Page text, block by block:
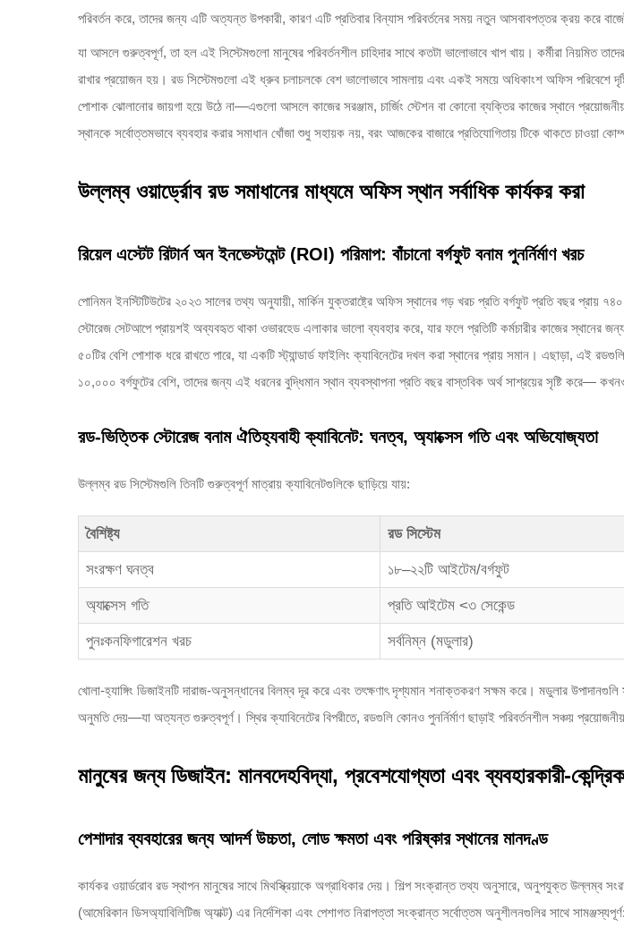
পরিবর্তন করে, তাদের জন্য এটি অত্যন্ত উপকারী, কারণ এটি প্রতিবার বিন্যাস পরিবর্তনের সময় নতুন আসবাবপত্তর ক্রয় করে
যা আসলে গুরুত্বপূর্ণ, তা হল এই সিস্টেমগুলো মানুষের পরিবর্তনশীল চাহিদার সাথে কতটা ভালোভাবে খাপ খায়। কর্মীরা নিয়মিত
রাখার প্রয়োজন হয়। রড সিস্টেমগুলো এই ধ্রুব চলাচলকে বেশ ভালোভাবে সামলায় এবং একই সময়ে অধিকাংশ অফিস পরিবেশে
পোশাক ঝোলানোর জায়গা হয়ে উঠে না—এগুলো আসলে কাজের সরঞ্জাম, চার্জিং স্টেশন বা কোনো ব্যক্তির কাজের স্থানে
স্থানকে সর্বোত্তমভাবে ব্যবহার করার সমাধান খোঁজা শুধু সহায়ক নয়, বরং আজকের বাজারে প্রতিযোগিতায় টিকে থাকতে চাওয়া
উল্লম্ব ওয়ার্ড্রোব রড সমাধানের মাধ্যমে অফিস স্থান সর্বাধিক কার্যকর করা
রিয়েল এস্টেট রিটার্ন অন ইনভেস্টমেন্ট (ROI) পরিমাপ: বাঁচানো বর্গফুট বনাম পুনর্নির্মাণ খরচ
পোনিমন ইনস্টিটিউটের ২০২৩ সালের তথ্য অনুযায়ী, মার্কিন যুক্তরাষ্ট্রে অফিস স্থানের গড় খরচ প্রতি বর্গফুট প্রতি বছর প্রায়
স্টোরেজ সেটআপে প্রায়শই অব্যবহৃত থাকা ওভারহেড এলাকার ভালো ব্যবহার করে, যার ফলে প্রতিটি কর্মচারীর কাজের
৫০টির বেশি পোশাক ধরে রাখতে পারে, যা একটি স্ট্যান্ডার্ড ফাইলিং ক্যাবিনেটের দখল করা স্থানের প্রায় সমান। এছাড়া, এই
১০,০০০ বর্গফুটের বেশি, তাদের জন্য এই ধরনের বুদ্ধিমান স্থান ব্যবস্থাপনা প্রতি বছর বাস্তবিক অর্থ সাশ্রয়ের সৃষ্টি করে—
রড-ভিত্তিক স্টোরেজ বনাম ঐতিহ্যবাহী ক্যাবিনেট: ঘনত্ব, অ্যাক্সেস গতি এবং অভিযোজ্যতা
উল্লম্ব রড সিস্টেমগুলি তিনটি গুরুত্বপূর্ণ মাত্রায় ক্যাবিনেটগুলিকে ছাড়িয়ে যায়:
বৈশিষ্ট্য রড সিস্টেম
সংরক্ষণ ঘনত্ব ১৮–২২টি আইটেম/বর্গফুট
অ্যাক্সেস গতি প্রতি আইটেম <৩ সেকেন্ড
পুনঃকনফিগারেশন খরচ সর্বনিম্ন (মডুলার)
খোলা-হ্যাঙ্গিং ডিজাইনটি দারাজ-অনুসন্ধানের বিলম্ব দূর করে এবং তৎক্ষণাৎ দৃশ্যমান শনাক্তকরণ সক্ষম করে। মডুলার
অনুমতি দেয়—যা অত্যন্ত গুরুত্বপূর্ণ। স্থির ক্যাবিনেটের বিপরীতে, রডগুলি কোনও পুনর্নির্মাণ ছাড়াই পরিবর্তনশীল সঞ্চয়
মানুষের জন্য ডিজাইন: মানবদেহবিদ্যা, প্রবেশযোগ্যতা এবং ব্যবহারকারী-
পেশাদার ব্যবহারের জন্য আদর্শ উচ্চতা, লোড ক্ষমতা এবং পরিষ্কার স্থানের মানদণ্ড
কার্যকর ওয়ার্ডরোব রড স্থাপন মানুষের সাথে মিথস্ক্রিয়াকে অগ্রাধিকার দেয়। শিল্প সংক্রান্ত তথ্য অনুসারে, অনুপযুক্ত উল্লম্ব
(আমেরিকান ডিসঅ্যাবিলিটিজ অ্যাক্ট) এর নির্দেশিকা এবং পেশাগত নিরাপত্তা সংক্রান্ত সর্বোত্তম অনুশীলনগুলির সাথে সামঞ্জস্যপূর্ণ: